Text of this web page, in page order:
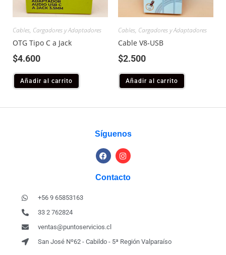
Cables, Cargadores y Adaptadores
OTG Tipo C a Jack
$4.600
Añadir al carrito
Cables, Cargadores y Adaptadores
Cable V8-USB
$2.500
Añadir al carrito
Síguenos
Contacto
+56 9 65853163
33 2 762824
ventas@puntoservicios.cl
San José Nº62 - Cabildo - 5ª Región Valparaíso